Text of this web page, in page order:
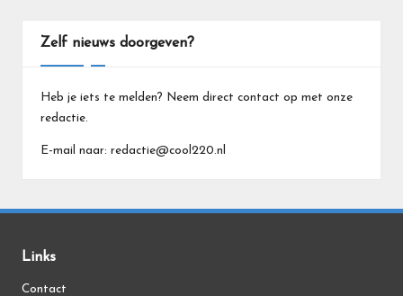
Zelf nieuws doorgeven?
Heb je iets te melden? Neem direct contact op met onze
redactie.
E-mail naar: redactie@cool220.nl
Links
Contact